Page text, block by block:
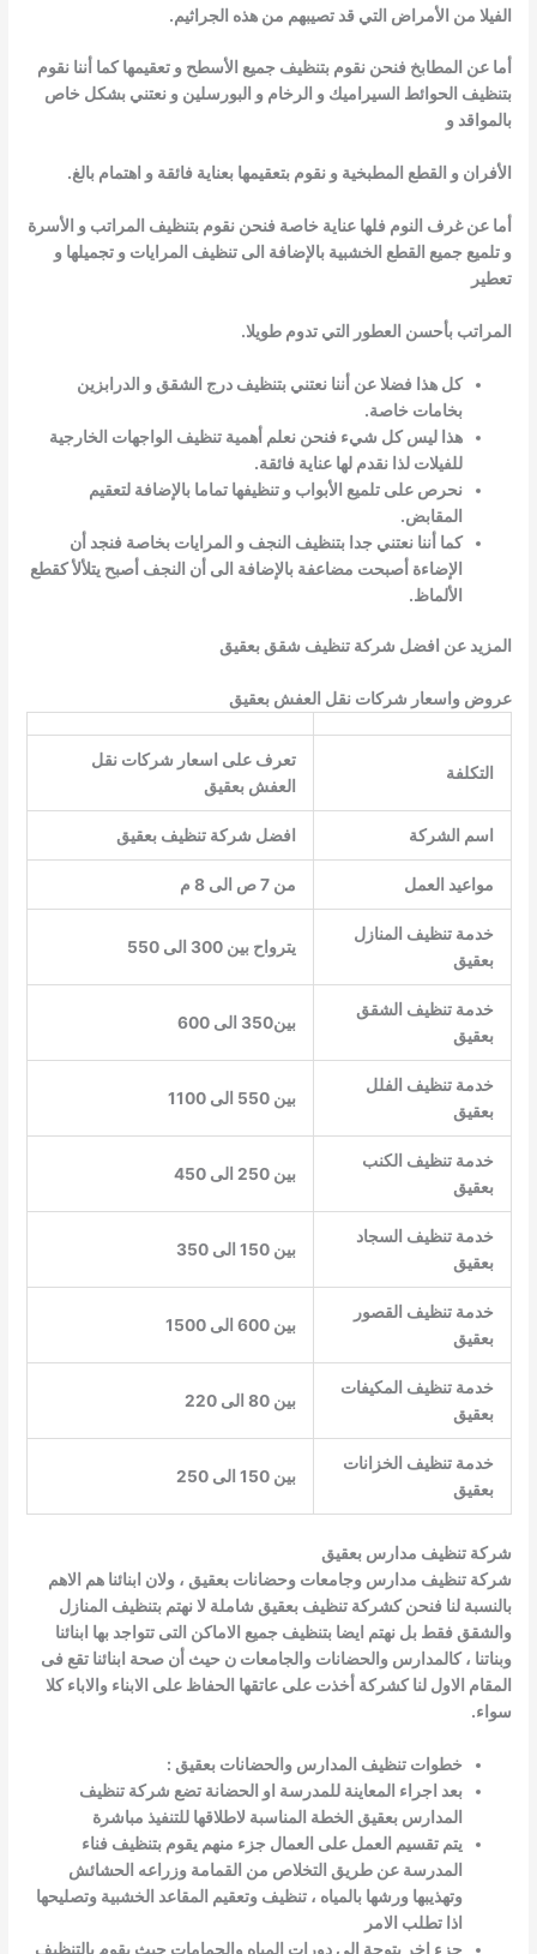
الفيلا من الأمراض التي قد تصيبهم من هذه الجراثيم.
أما عن المطابخ فنحن نقوم بتنظيف جميع الأسطح و تعقيمها كما أننا نقوم
بتنظيف الحوائط السيراميك و الرخام و البورسلين و نعتني بشكل خاص
بالمواقد و
الأفران و القطع المطبخية و نقوم بتعقيمها بعناية فائقة و اهتمام بالغ.
أما عن غرف النوم فلها عناية خاصة فنحن نقوم بتنظيف المراتب و الأسرة
و تلميع جميع القطع الخشبية بالإضافة الى تنظيف المرايات و تجميلها و
تعطير
المراتب بأحسن العطور التي تدوم طويلا.
كل هذا فضلا عن أننا نعتني بتنظيف درج الشقق و الدرابزين
بخامات خاصة.
هذا ليس كل شيء فنحن نعلم أهمية تنظيف الواجهات الخارجية
للفيلات لذا نقدم لها عناية فائقة.
نحرص على تلميع الأبواب و تنظيفها تماما بالإضافة لتعقيم
المقابض.
كما أننا نعتني جدا بتنظيف النجف و المرايات بخاصة فنجد أن
الإضاءة أصبحت مضاعفة بالإضافة الى أن النجف أصبح يتلألأ كقطع
الألماظ.
المزيد عن افضل شركة تنظيف شقق بعقيق
عروض واسعار شركات نقل العفش بعقيق
التكلفة
تعرف على اسعار شركات نقل
العفش بعقيق
اسم الشركة افضل شركة تنظيف بعقيق
مواعيد العمل من 7 ص الى 8 م
خدمة تنظيف المنازل
بعقيق
يترواح بين 300 الى 550
خدمة تنظيف الشقق
بعقيق
بين350 الى 600
خدمة تنظيف الفلل
بعقيق
بين 550 الى 1100
خدمة تنظيف الكنب
بعقيق
بين 250 الى 450
خدمة تنظيف السجاد
بعقيق
بين 150 الى 350
خدمة تنظيف القصور
بعقيق
بين 600 الى 1500
خدمة تنظيف المكيفات
بعقيق
بين 80 الى 220
خدمة تنظيف الخزانات
بعقيق
بين 150 الى 250
شركة تنظيف مدارس بعقيق
شركة تنظيف مدارس وجامعات وحضانات بعقيق ، ولان ابنائنا هم الاهم
بالنسبة لنا فنحن كشركة تنظيف بعقيق شاملة لا نهتم بتنظيف المنازل
والشقق فقط بل نهتم ايضا بتنظيف جميع الاماكن التى تتواجد بها ابنائنا
وبناتنا ،كالمدارس والحضانات والجامعات ن حيث أن صحة ابنائنا تقع فى
المقام الاول لنا كشركة أخذت على عاتقها الحفاظ على الابناء والاباء كلا
سواء.
خطوات تنظيف المدارس والحضانات بعقيق :
بعد اجراء المعاينة للمدرسة او الحضانة تضع شركة تنظيف
المدارس بعقيق الخطة المناسبة لاطلاقها للتنفيذ مباشرة
يتم تقسيم العمل على العمال جزء منهم يقوم بتنظيف فناء
المدرسة عن طريق التخلاص من القمامة وزراعه الحشائش
وتهذيبها ورشها بالمياه ، تنظيف وتعقيم المقاعد الخشبية وتصليحها
اذا تطلب الامر
جزء اخر يتوجة الى دورات المياه والحمامات حيث يقوم بالتنظيف